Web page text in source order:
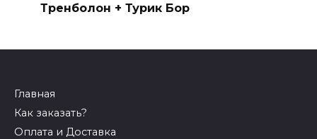
Тренболон + Турик Бор
Главная
Как заказать?
Оплата и Доставка